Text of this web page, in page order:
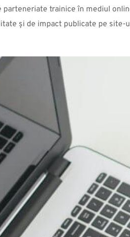
parteneriate trainice în mediul
și de impact publicate pe site-